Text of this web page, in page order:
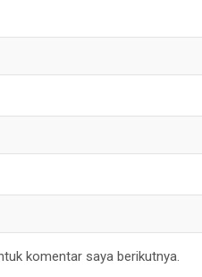
komentar saya berikutnya.